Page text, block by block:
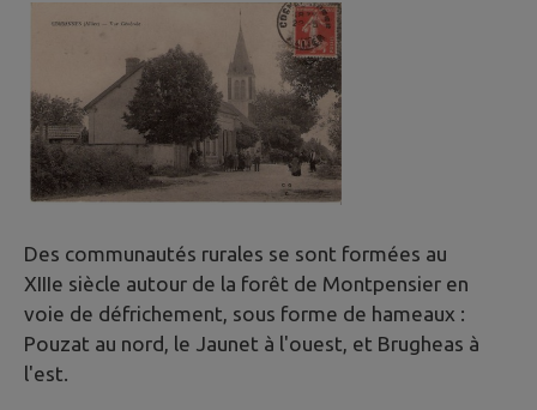
Des communautés rurales se sont formées au
XIIIe siècle autour de la forêt de Montpensier en
voie de défrichement, sous forme de hameaux :
Pouzat au nord, le Jaunet à l'ouest, et Brugheas à
l'est.